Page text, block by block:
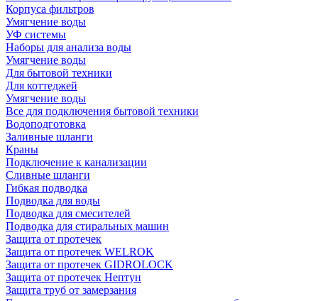
Корпуса фильтров
Умягчение воды
УФ системы
Наборы для анализа воды
Умягчение воды
Для бытовой техники
Для коттеджей
Умягчение воды
Все для подключения бытовой техники
Водоподготовка
Заливные шланги
Краны
Подключение к канализации
Сливные шланги
Гибкая подводка
Подводка для воды
Подводка для смесителей
Подводка для стиральных машин
Защита от протечек
Защита от протечек WELROK
Защита от протечек GIDROLOCK
Защита от протечек Нептун
Защита труб от замерзания